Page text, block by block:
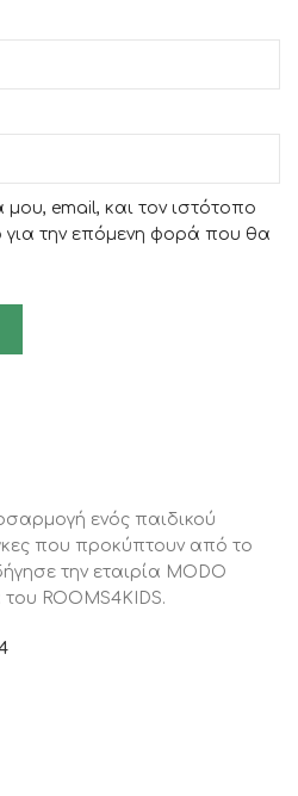
email, και τον ιστότοπο
για την επόμενη φορά που θα
ενός παιδικού
που προκύπτουν από το
την εταιρία MODO
του ROOMS4KIDS.